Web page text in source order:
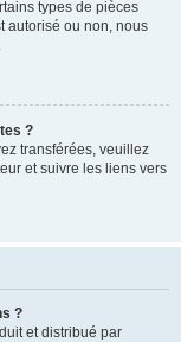
types de pièces
autorisé ou non, nous
?
transférées, veuillez
et suivre les liens vers
?
et distribué par